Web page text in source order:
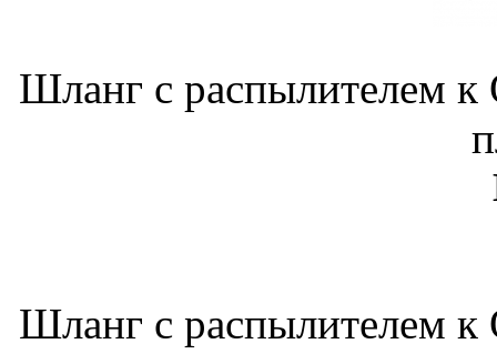
Шланг с распылителем
Шланг с распылителем